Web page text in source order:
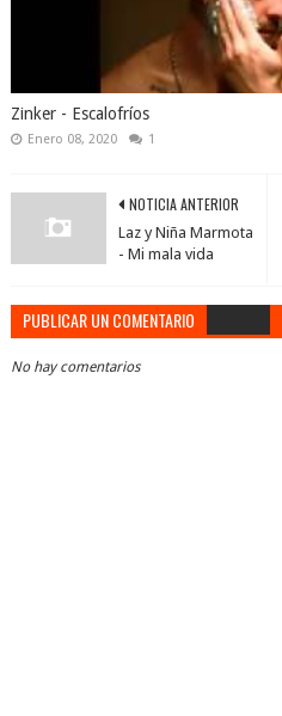
Zinker - Escalofríos
Enero 08, 2020 1
NOTICIA ANTERIOR
Laz y Niña Marmota
- Mi mala vida
PUBLICAR UN COMENTARIO
No hay comentarios